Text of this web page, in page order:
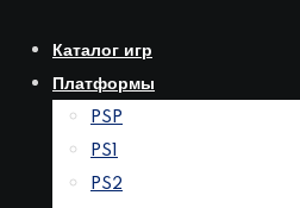
контенту
Каталог игр
Платформы
PSP
PS1
PS2